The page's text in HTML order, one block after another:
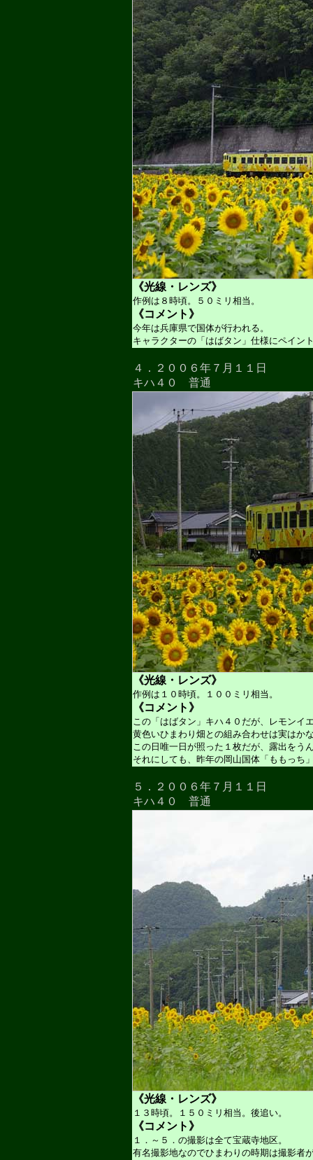
《光線・レンズ》
作例は８時頃。５０ミリ相当。
《コメント》
今年は兵庫県で国体が行われる。
キャラクターの「はばタン」仕様にペイン
４．２００６年７月１１日
キハ４０ 普通
《光線・レンズ》
作例は１０時頃。１００ミリ相当。
《コメント》
この「はばタン」キハ４０だが、レモンイ
黄色いひまわり畑との組み合わせは実はか
この日唯一日が照った１枚だが、露出をう
それにしても、昨年の岡山国体「ももっ
５．２００６年７月１１日
キハ４０ 普通
《光線・レンズ》
１３時頃。１５０ミリ相当。後追い。
《コメント》
１．～５．の撮影は全て宝蔵寺地区。
有名撮影地なのでひまわりの時期は撮影者